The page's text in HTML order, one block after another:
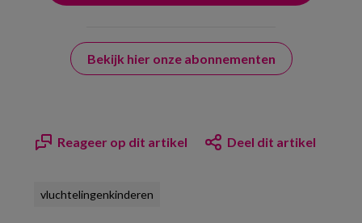
Bekijk hier onze abonnementen
Reageer op dit artikel Deel dit artikel
vluchtelingenkinderen